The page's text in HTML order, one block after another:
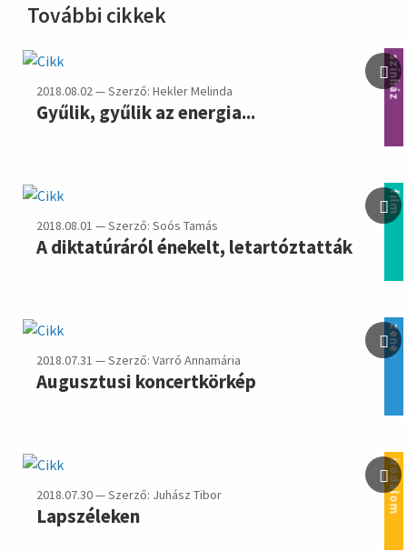
További cikkek
színház
2018.08.02 — Szerző: Hekler Melinda
Gyűlik, gyűlik az energia...
film
2018.08.01 — Szerző: Soós Tamás
A diktatúráról énekelt, letartóztatták
zene
2018.07.31 — Szerző: Varró Annamária
Augusztusi koncertkörkép
irodalom
2018.07.30 — Szerző: Juhász Tibor
Lapszéleken